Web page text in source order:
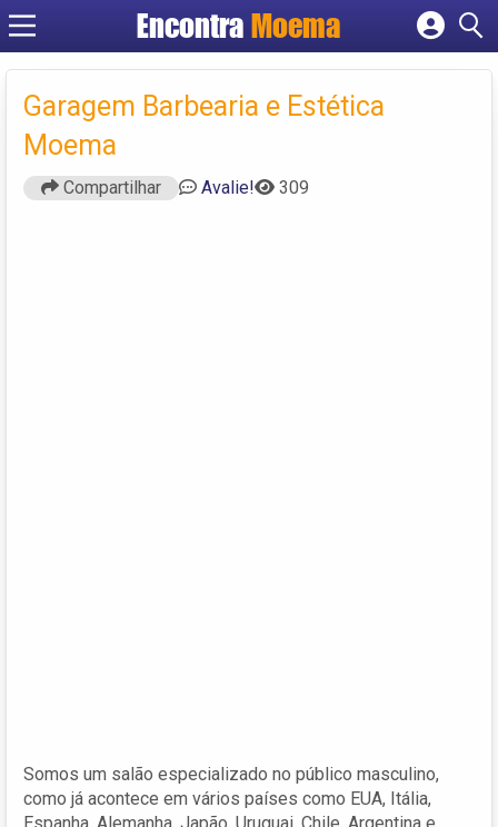
Encontra Moema
Criar conta
Garagem Barbearia e Estética
Moema
Compartilhar Avalie! 309
Somos um salão especializado no público masculino,
como já acontece em vários países como EUA, Itália,
Espanha, Alemanha, Japão, Uruguai, Chile, Argentina e